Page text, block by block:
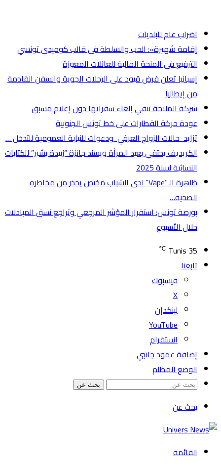
اضراب عام للبلديات
إقامة شهيرة»: الحب والسلطة في قالب كوميدي تونسي
الترفيع في المنحة المالية للعائلات المعوزة
إسبانيا تعلن فرض قيود على الرحلات الجوية والسفن القادمة
من إيطاليا
شركة الملاحة تنفي إلغاء سفراتها دون إعلام مسبق
عودة حركة القطارات على خط تونس الجنوبية
تزايد حالات الزواج العرفي ودعوات للنيابة العمومية للتدخل …
الكريديف يحتفي بعيد المرأة ويسند جائزة “زبيدة بشير” للكتابات
النسائية لسنة 2025
ظاهرة الـ”Vape” لدى الشباب مختص يحذر من مخاطره
الصحية…
بورصة تونس: استقرار المؤشر المرجعي وتراجع نسق المبادلات
خلال الأسبوع
Tunis 35
℃
تابعنا
فيسبوك
‫X
لينكدإن
‫YouTube
انستقرام
إضافة عمود جانبي
الوضع المظلم
بحث عن
بحث عن
القائمة